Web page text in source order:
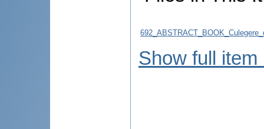
Show full item